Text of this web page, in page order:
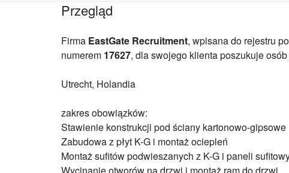
Przegląd
Firma EastGate Recruitment, wpisana do rejestru
numerem 17627, dla swojego klienta poszukuje
Utrecht, Holandia
zakres obowiązków:
Stawienie konstrukcji pod ściany kartonowo-gipsowe
Zabudowa z płyt K-G i montaż ociepleń
Montaż sufitów podwieszanych z K-G i paneli